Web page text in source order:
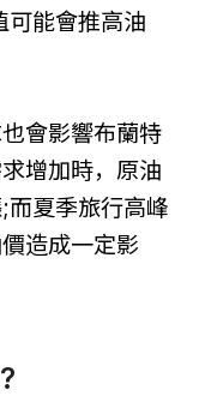
可能會推高油
會影響布蘭特
增加時，原油
而夏季旅行高峰
造成一定影